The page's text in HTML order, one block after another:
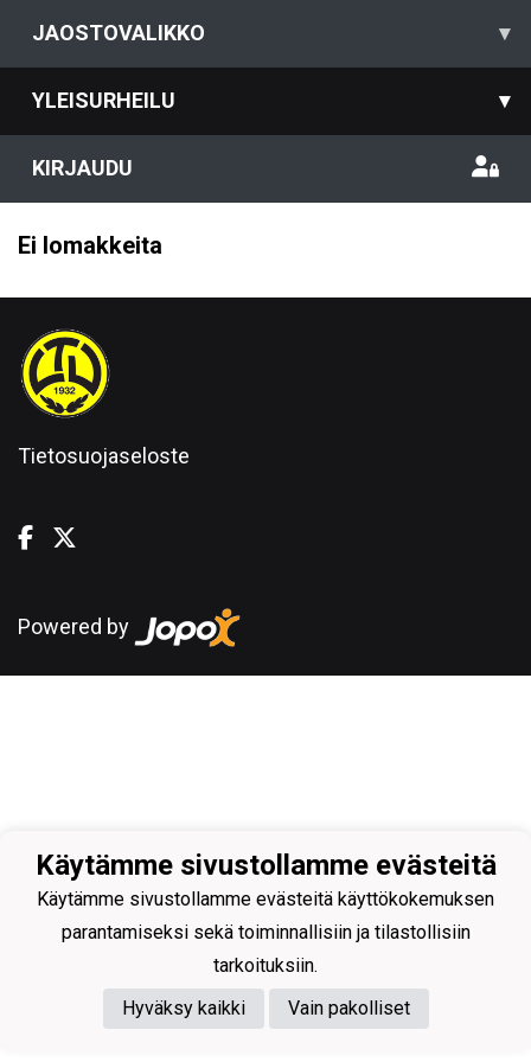
JAOSTOVALIKKO ▾
YLEISURHEILU ▾
KIRJAUDU
Ei lomakkeita
Tietosuojaseloste
Powered by
Käytämme sivustollamme evästeitä
Käytämme sivustollamme evästeitä käyttökokemuksen
parantamiseksi sekä toiminnallisiin ja tilastollisiin
tarkoituksiin.
Hyväksy kaikki
Vain pakolliset